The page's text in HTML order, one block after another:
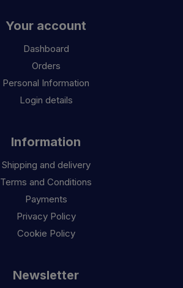
Your account
Dashboard
Orders
Personal Information
Login details
Information
Shipping and delivery
Terms and Conditions
Payments
Privacy Policy
Cookie Policy
Newsletter